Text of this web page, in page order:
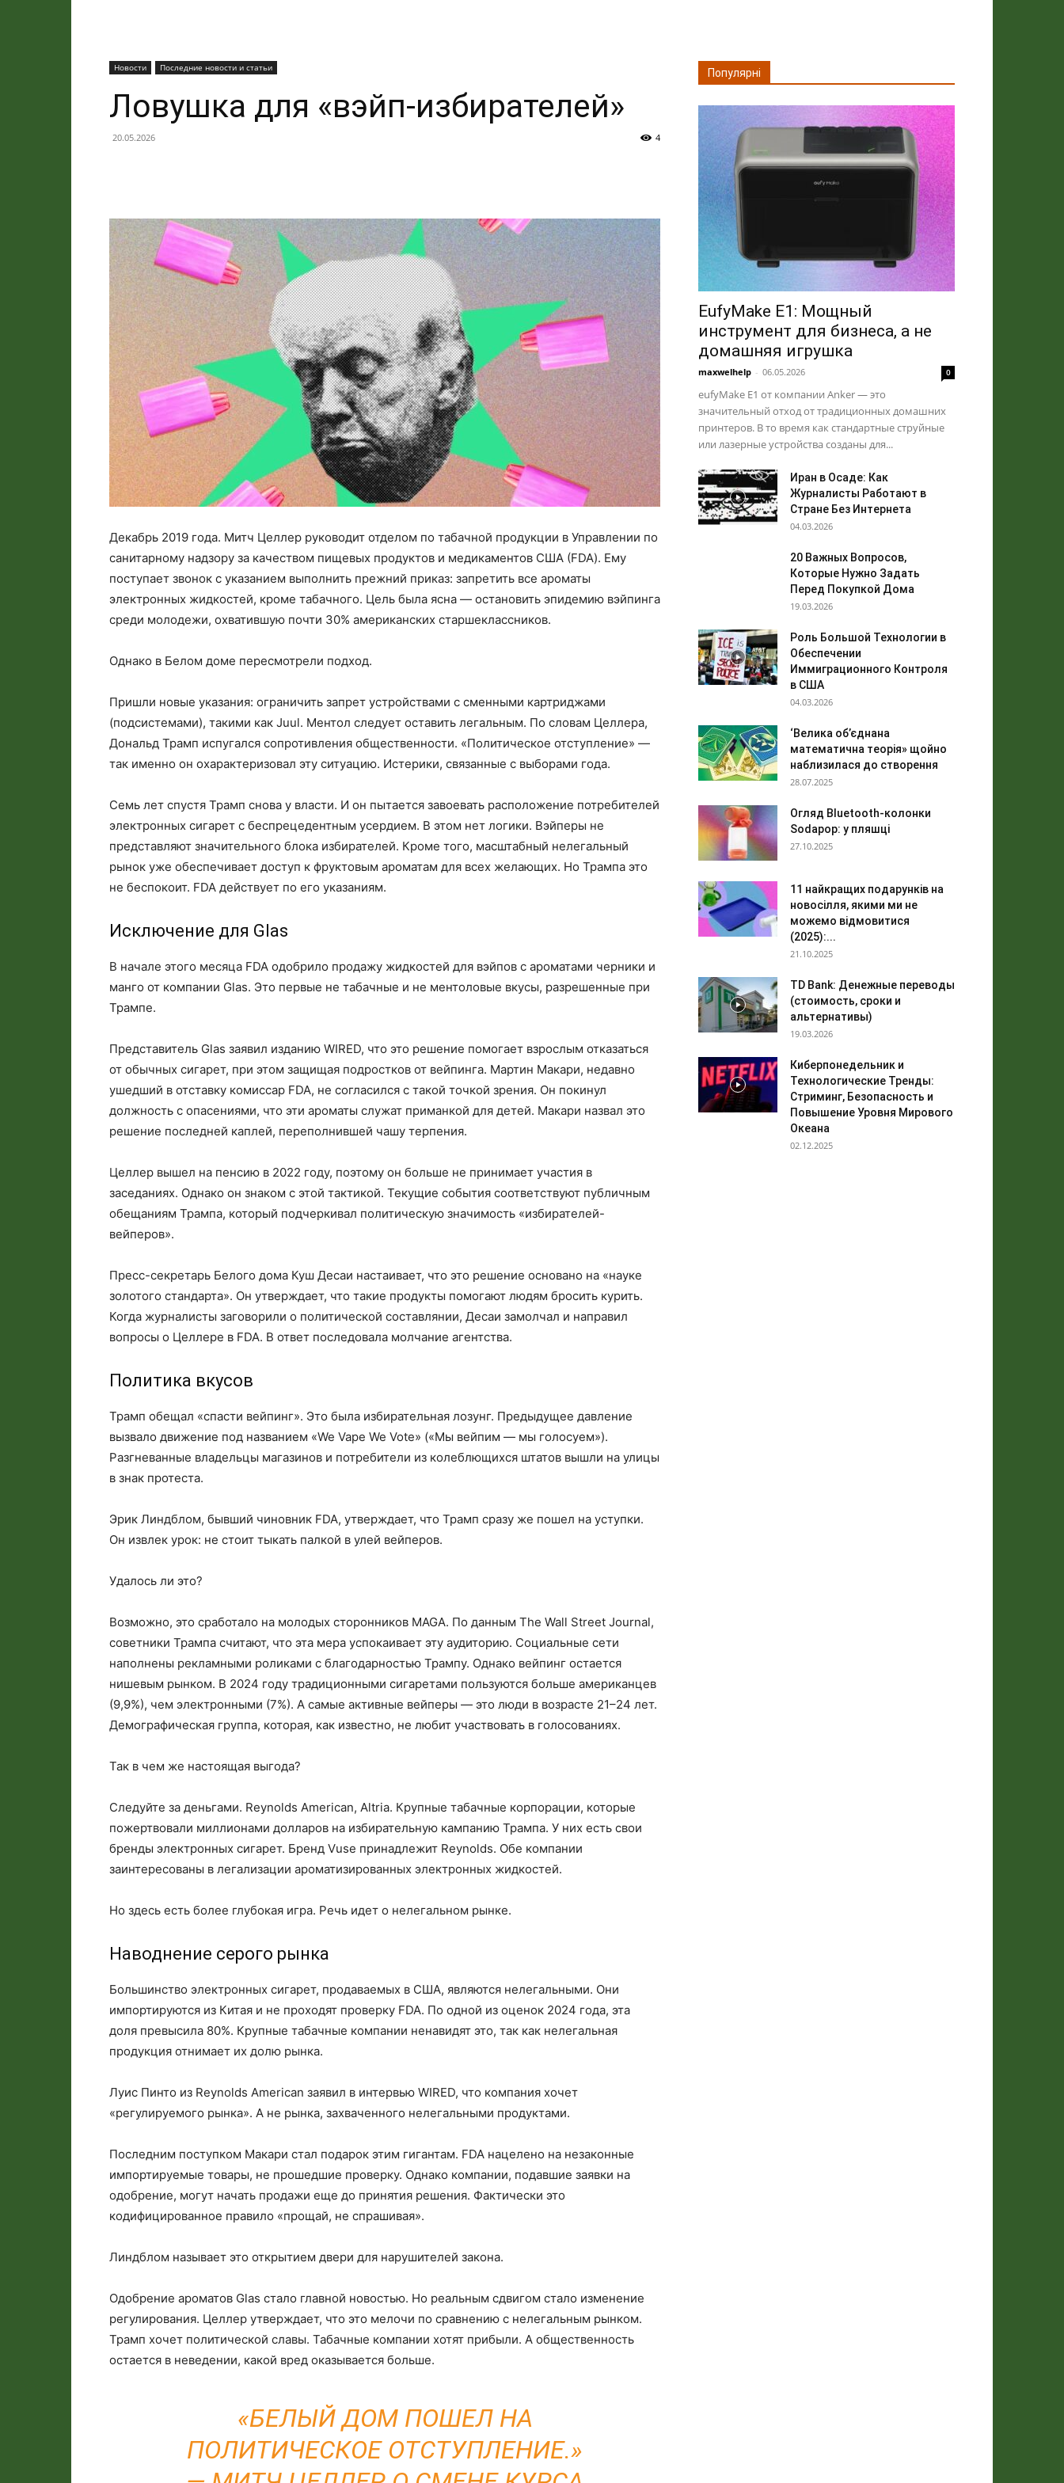
Новости Последние новости и статьи
Ловушка для «вэйп-избирателей»
20.05.2026 4
Декабрь 2019 года. Митч Целлер руководит отделом по табачной продукции в Управлении по
санитарному надзору за качеством пищевых продуктов и медикаментов США (FDA). Ему
поступает звонок с указанием выполнить прежний приказ: запретить все ароматы
электронных жидкостей, кроме табачного. Цель была ясна — остановить эпидемию вэйпинга
среди молодежи, охватившую почти 30% американских старшеклассников.
Однако в Белом доме пересмотрели подход.
Пришли новые указания: ограничить запрет устройствами с сменными картриджами
(подсистемами), такими как Juul. Ментол следует оставить легальным. По словам Целлера,
Дональд Трамп испугался сопротивления общественности. «Политическое отступление» —
так именно он охарактеризовал эту ситуацию. Истерики, связанные с выборами года.
Семь лет спустя Трамп снова у власти. И он пытается завоевать расположение потребителей
электронных сигарет с беспрецедентным усердием. В этом нет логики. Вэйперы не
представляют значительного блока избирателей. Кроме того, масштабный нелегальный
рынок уже обеспечивает доступ к фруктовым ароматам для всех желающих. Но Трампа это
не беспокоит. FDA действует по его указаниям.
Исключение для Glas
В начале этого месяца FDA одобрило продажу жидкостей для вэйпов с ароматами черники и
манго от компании Glas. Это первые не табачные и не ментоловые вкусы, разрешенные при
Трампе.
Представитель Glas заявил изданию WIRED, что это решение помогает взрослым отказаться
от обычных сигарет, при этом защищая подростков от вейпинга. Мартин Макари, недавно
ушедший в отставку комиссар FDA, не согласился с такой точкой зрения. Он покинул
должность с опасениями, что эти ароматы служат приманкой для детей. Макари назвал это
решение последней каплей, переполнившей чашу терпения.
Целлер вышел на пенсию в 2022 году, поэтому он больше не принимает участия в
заседаниях. Однако он знаком с этой тактикой. Текущие события соответствуют публичным
обещаниям Трампа, который подчеркивал политическую значимость «избирателей-
вейперов».
Пресс-секретарь Белого дома Куш Десаи настаивает, что это решение основано на «науке
золотого стандарта». Он утверждает, что такие продукты помогают людям бросить курить.
Когда журналисты заговорили о политической составлянии, Десаи замолчал и направил
вопросы о Целлере в FDA. В ответ последовала молчание агентства.
Политика вкусов
Трамп обещал «спасти вейпинг». Это была избирательная лозунг. Предыдущее давление
вызвало движение под названием «We Vape We Vote» («Мы вейпим — мы голосуем»).
Разгневанные владельцы магазинов и потребители из колеблющихся штатов вышли на улицы
в знак протеста.
Эрик Линдблом, бывший чиновник FDA, утверждает, что Трамп сразу же пошел на уступки.
Он извлек урок: не стоит тыкать палкой в улей вейперов.
Удалось ли это?
Возможно, это сработало на молодых сторонников MAGA. По данным The Wall Street Journal,
советники Трампа считают, что эта мера успокаивает эту аудиторию. Социальные сети
наполнены рекламными роликами с благодарностью Трампу. Однако вейпинг остается
нишевым рынком. В 2024 году традиционными сигаретами пользуются больше американцев
(9,9%), чем электронными (7%). А самые активные вейперы — это люди в возрасте 21–24 лет.
Демографическая группа, которая, как известно, не любит участвовать в голосованиях.
Так в чем же настоящая выгода?
Следуйте за деньгами. Reynolds American, Altria. Крупные табачные корпорации, которые
пожертвовали миллионами долларов на избирательную кампанию Трампа. У них есть свои
бренды электронных сигарет. Бренд Vuse принадлежит Reynolds. Обе компании
заинтересованы в легализации ароматизированных электронных жидкостей.
Но здесь есть более глубокая игра. Речь идет о нелегальном рынке.
Наводнение серого рынка
Большинство электронных сигарет, продаваемых в США, являются нелегальными. Они
импортируются из Китая и не проходят проверку FDA. По одной из оценок 2024 года, эта
доля превысила 80%. Крупные табачные компании ненавидят это, так как нелегальная
продукция отнимает их долю рынка.
Луис Пинто из Reynolds American заявил в интервью WIRED, что компания хочет
«регулируемого рынка». А не рынка, захваченного нелегальными продуктами.
Последним поступком Макари стал подарок этим гигантам. FDA нацелено на незаконные
импортируемые товары, не прошедшие проверку. Однако компании, подавшие заявки на
одобрение, могут начать продажи еще до принятия решения. Фактически это
кодифицированное правило «прощай, не спрашивая».
Линдблом называет это открытием двери для нарушителей закона.
Одобрение ароматов Glas стало главной новостью. Но реальным сдвигом стало изменение
регулирования. Целлер утверждает, что это мелочи по сравнению с нелегальным рынком.
Трамп хочет политической славы. Табачные компании хотят прибыли. А общественность
остается в неведении, какой вред оказывается больше.
«БЕЛЫЙ ДОМ ПОШЕЛ НА
ПОЛИТИЧЕСКОЕ ОТСТУПЛЕНИЕ.»
Популярні
EufyMake E1: Мощный
инструмент для бизнеса, а не
домашняя игрушка
maxwelhelp - 06.05.2026 0
eufyMake E1 от компании Anker — это
значительный отход от традиционных домашних
принтеров. В то время как стандартные струйные
или лазерные устройства созданы для...
Иран в Осаде: Как
Журналисты Работают в
Стране Без Интернета
04.03.2026
20 Важных Вопросов,
Которые Нужно Задать
Перед Покупкой Дома
19.03.2026
Роль Большой Технологии в
Обеспечении
Иммиграционного Контроля
в США
04.03.2026
‘Велика об’єднана
математична теорія» щойно
наблизилася до створення
28.07.2025
Огляд Bluetooth-колонки
Sodapop: у пляшці
27.10.2025
11 найкращих подарунків на
новосілля, якими ми не
можемо відмовитися
(2025):...
21.10.2025
TD Bank: Денежные переводы
(стоимость, сроки и
альтернативы)
19.03.2026
Киберпонедельник и
Технологические Тренды:
Стриминг, Безопасность и
Повышение Уровня Мирового
Океана
02.12.2025